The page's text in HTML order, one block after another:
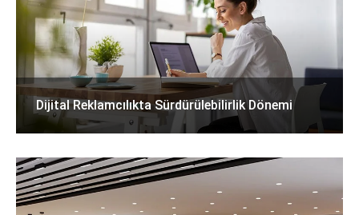
Dijital Reklamcılıkta Sürdürülebilirlik Dönemi